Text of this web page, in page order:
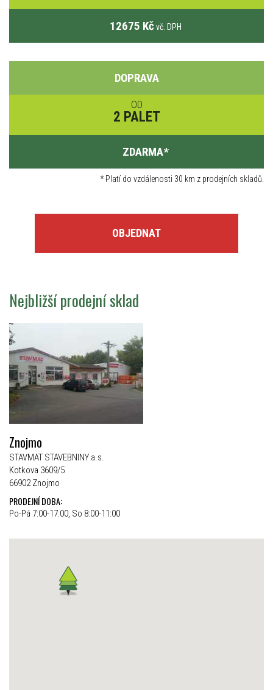
12675 Kč vč. DPH
DOPRAVA
OD
2 PALET
ZDARMA*
*Platí do vzdálenosti 30 km z prodejních skladů.
OBJEDNAT
Nejbližší prodejní sklad
Znojmo
STAVMAT STAVEBNINY a.s.
Kotkova 3609/5
66902 Znojmo
PRODEJNÍ DOBA:
Po-Pá 7:00-17:00, So 8:00-11:00